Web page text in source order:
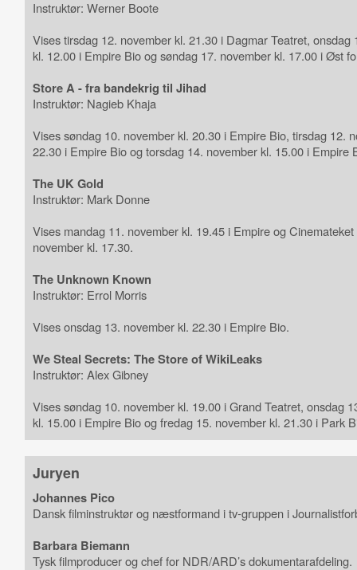
Instruktør: Werner Boote
Vises tirsdag 12. november kl. 21.30 i Dagmar Teatret, onsdag
kl. 12.00 i Empire Bio og søndag 17. november kl. 17.00 i Øst
Store A - fra bandekrig til Jihad
Instruktør: Nagieb Khaja
Vises søndag 10. november kl. 20.30 i Empire Bio, tirsdag 12.
22.30 i Empire Bio og torsdag 14. november kl. 15.00 i Empire
The UK Gold
Instruktør: Mark Donne
Vises mandag 11. november kl. 19.45 i Empire og
november kl. 17.30.
The Unknown Known
Instruktør: Errol Morris
Vises onsdag 13. november kl. 22.30 i Empire Bio.
We Steal Secrets: The Store of WikiLeaks
Instruktør: Alex Gibney
Vises søndag 10. november kl. 19.00 i Grand Teatret, onsdag
kl. 15.00 i Empire Bio og fredag 15. november kl. 21.30 i Park
Juryen
Johannes Pico
Dansk filminstruktør og næstformand i tv-gruppen i
Barbara Biemann
Tysk filmproducer og chef for NDR/ARD’s dokumentarafdeling.